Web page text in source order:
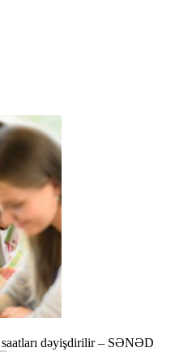
saatları dəyişdirilir – SƏNƏD